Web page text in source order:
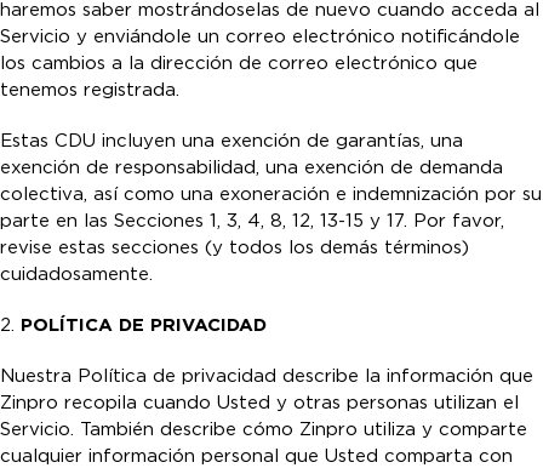
haremos saber mostrándoselas de nuevo cuando acceda al
Servicio y enviándole un correo electrónico notificándole
los cambios a la dirección de correo electrónico que
tenemos registrada.
Estas CDU incluyen una exención de garantías, una
exención de responsabilidad, una exención de demanda
colectiva, así como una exoneración e indemnización por su
parte en las Secciones 1, 3, 4, 8, 12, 13-15 y 17. Por favor,
revise estas secciones (y todos los demás términos)
cuidadosamente.
2. POLÍTICA DE PRIVACIDAD
Nuestra Política de privacidad describe la información que
Zinpro recopila cuando Usted y otras personas utilizan el
Servicio. También describe cómo Zinpro utiliza y comparte
cualquier información personal que Usted comparta con